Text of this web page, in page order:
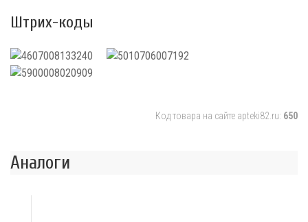
Штрих-коды
Код товара на сайте apteki82.ru: 650
Аналоги